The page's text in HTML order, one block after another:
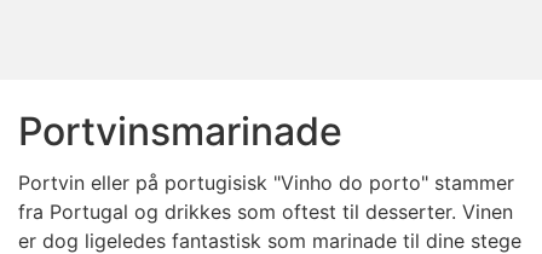
Portvinsmarinade
Portvin eller på portugisisk "Vinho do porto" stammer
fra Portugal og drikkes som oftest til desserter. Vinen
er dog ligeledes fantastisk som marinade til dine stege